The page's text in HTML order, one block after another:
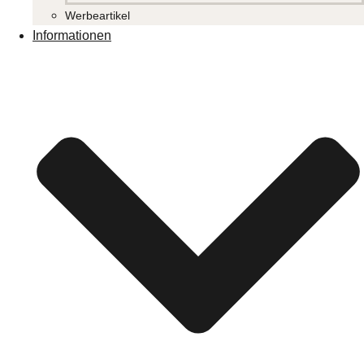
Werbeartikel
Informationen